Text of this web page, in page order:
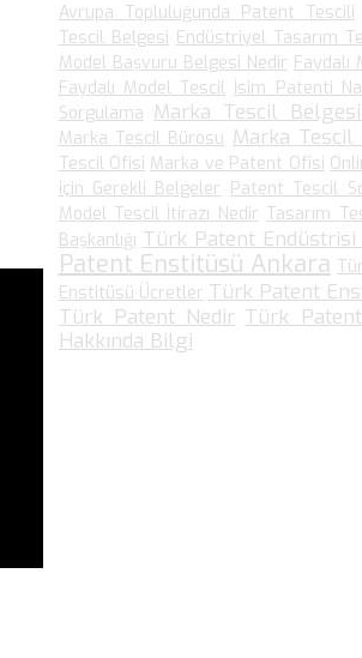
Avrupa Topluluğunda Patent Tescili
Tescil Belgesi Endüstriyel Tasarım
Model Başvuru Belgesi Nedir Faydalı
Faydalı Model Tescil İsim Patenti
Sorgulama Marka Tescil Belgesi
Marka Tescil Bürosu Marka
Tescil Ofisi Marka ve Patent Ofisi
için Gerekli Belgeler Patent Tescil
Model Tescil İtirazı Nedir Tasarım
Başkanlığı Türk Patent Endüstrisi
Patent Enstitüsü Ankara
Enstitüsü Ücretler Türk Patent
Türk Patent Nedir Türk
Hakkında Bilgi